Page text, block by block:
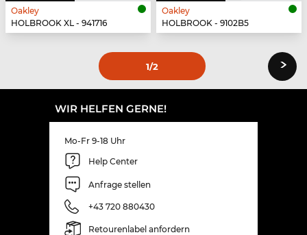
Oakley
HOLBROOK XL - 941716
Oakley
HOLBROOK - 9102B5
1/2 ›
WIR HELFEN GERNE!
Mo-Fr 9-18 Uhr
Help Center
Anfrage stellen
+43 720 880430
Retourenlabel anfordern